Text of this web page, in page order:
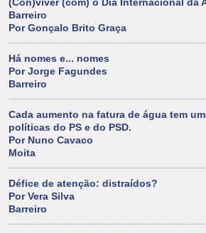
(Con)viver (com) o Dia Internacional da
Barreiro
Por Gonçalo Brito Graça
Há nomes e... nomes
Por Jorge Fagundes
Barreiro
Cada aumento na fatura de água tem
políticas do PS e do PSD.
Por Nuno Cavaco
Moita
Défice de atenção: distraídos?
Por Vera Silva
Barreiro